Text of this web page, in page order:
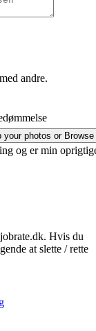
andre.
your photos or Browse
og er min
Hvis du
at slette / rette